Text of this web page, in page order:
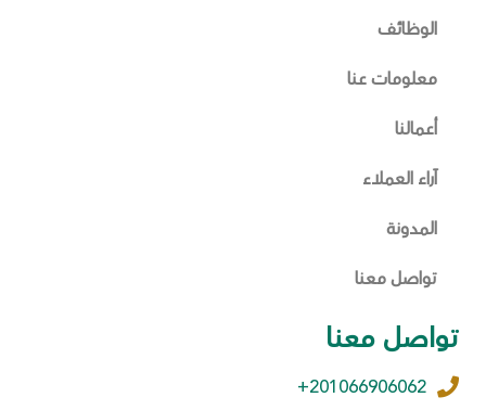
الوظائف
معلومات عنا
أعمالنا
آراء العملاء
المدونة
تواصل معنا
تواصل معنا
201066906062+